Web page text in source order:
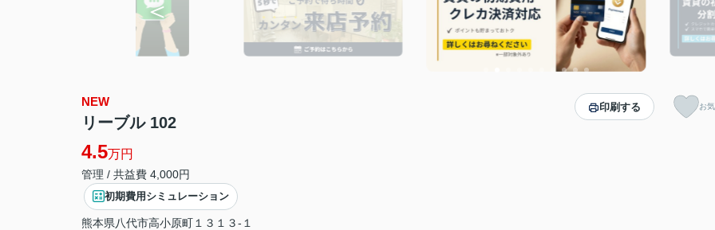
NEW
リーブル 102
4.5万円
管理 / 共益費 4,000円
初期費用シミュレーション
熊本県八代市高小原町 １３１３-１
印刷する お